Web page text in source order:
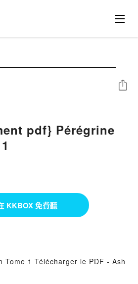
pdf} Pérégrine
分享
KKBOX 免費聽
Tome 1 Télécharger le PDF - Ash